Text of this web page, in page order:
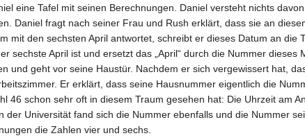
eine Tafel mit seinen Berechnungen. Daniel versteht nichts
Daniel fragt nach seiner Frau und Rush erklärt, dass sie an
mit den sechsten April antwortet, schreibt er dieses Datum an die
sechste April ist und ersetzt das „April“ durch die Nummer dieses
und geht vor seine Haustür. Nachdem er sich vergewissert hat,
Er erklärt, dass seine Hausnummer eigentlich die
46 schon sehr oft in diesem Traum gesehen hat: Die Uhrzeit am
der Universität fand sich die Nummer ebenfalls und die Nummer
die Zahlen vier und sechs.